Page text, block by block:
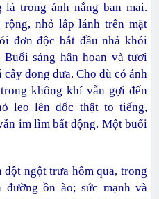
trong ánh nắng ban mai.
rộng, nhỏ lấp lánh trên mặt
đơn độc bắt đầu nhả khói
sáng hân hoan và tươi
đong đưa. Cho dù có ánh
không khí vẫn gợi đến
leo lên dốc thật to tiếng,
im lìm bất động. Một buổi
ngột trưa hôm qua, trong
đường ồn ào; sức mạnh và